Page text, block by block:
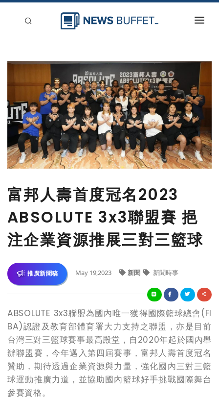
新聞稿分類
登入
刊登
富邦人壽首度冠名2023
ABSOLUTE 3x3聯盟賽 挹
注企業資源推展三對三籃球
推廣新聞稿 May 19,2023 新聞 新聞時事
ABSOLUTE 3x3聯盟為國內唯一獲得國際籃球總會(FI
BA)認證及教育部體育署大力支持之聯盟，亦是目前
台灣三對三籃球賽事最高殿堂，自 2020年起於國內舉
辦聯盟賽，今年邁入第四屆賽事，富邦人壽首度冠名
贊助，期待透過企業資源與力量，強化國內三對三籃
球運動推廣力道，並協助國內籃球好手挑戰國際舞台
參賽資格。